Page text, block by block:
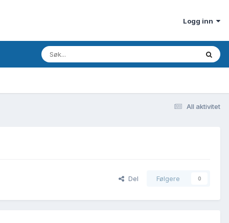
Logg inn
All aktivitet
Del Følgere 0